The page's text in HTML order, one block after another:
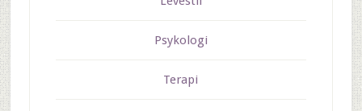
Psykologi
Terapi